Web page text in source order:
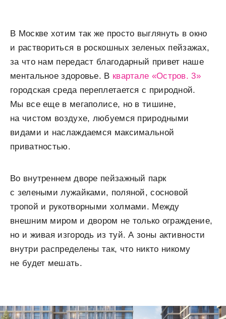
В Москве хотим так же просто выглянуть в окно
и раствориться в роскошных зеленых пейзажах,
за что нам передаст благодарный привет наше
ментальное здоровье. В квартале «Остров. 3»
городская среда переплетается с природной.
Мы все еще в мегаполисе, но в тишине,
на чистом воздухе, любуемся природными
видами и наслаждаемся максимальной
приватностью.
Во внутреннем дворе пейзажный парк
с зелеными лужайками, поляной, сосновой
тропой и рукотворными холмами. Между
внешним миром и двором не только ограждение,
но и живая изгородь из туй. А зоны активности
внутри распределены так, что никто никому
не будет мешать.